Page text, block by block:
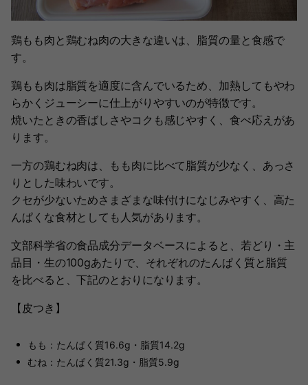
鶏もも肉と鶏むね肉の大きな違いは、脂質の量と食感で
す。
鶏もも肉は脂質を適度に含んでいるため、加熱してもやわ
らかくジューシーに仕上がりやすいのが特徴です。
焼いたときの香ばしさやコクも感じやすく、食べ応えがあ
ります。
一方の鶏むね肉は、もも肉に比べて脂質が少なく、あっさ
りとした味わいです。
クセが少ないためさまざまな味付けになじみやすく、高た
んぱくな食材としても人気があります。
文部科学省の食品成分データベースによると、若どり・主
品目・生の100gあたりで、それぞれのたんぱく質と脂質
を比べると、下記のとおりになります。
【皮つき】
もも：たんぱく質16.6g・脂質14.2g
むね：たんぱく質21.3g・脂質5.9g